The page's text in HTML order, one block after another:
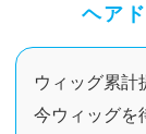
ヘア
ウィッグ累計
今ウィッグを